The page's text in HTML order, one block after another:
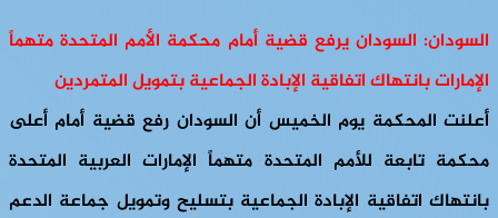
السودان: السودان يرفع قضية أمام محكمة الأمم المتحدة متهماً
الإمارات بانتهاك اتفاقية الإبادة الجماعية بتمويل المتمردين
أعلنت المحكمة يوم الخميس أن السودان رفع قضية أمام أعلى
محكمة تابعة للأمم المتحدة متهماً الإمارات العربية المتحدة
بانتهاك اتفاقية الإبادة الجماعية بتسليح وتمويل جماعة الدعم